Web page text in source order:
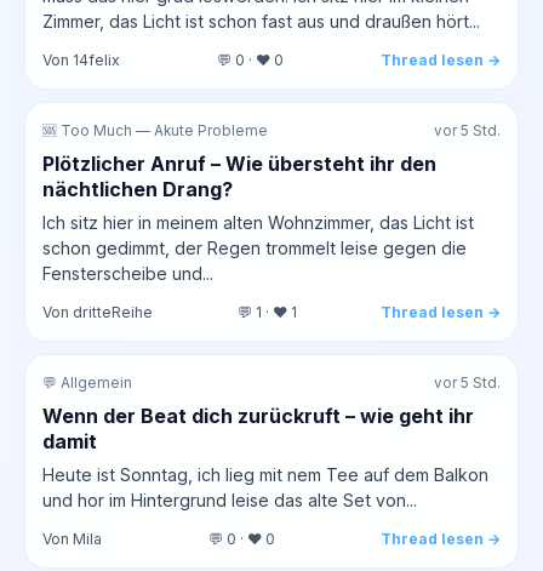
Zimmer, das Licht ist schon fast aus und draußen hört...
Von 14felix 💬 0 · ❤️ 0 Thread lesen →
🆘 Too Much — Akute Probleme vor 5 Std.
Plötzlicher Anruf – Wie übersteht ihr den
nächtlichen Drang?
Ich sitz hier in meinem alten Wohnzimmer, das Licht ist
schon gedimmt, der Regen trommelt leise gegen die
Fensterscheibe und...
Von dritteReihe 💬 1 · ❤️ 1 Thread lesen →
💬 Allgemein vor 5 Std.
Wenn der Beat dich zurückruft – wie geht ihr
damit
Heute ist Sonntag, ich lieg mit nem Tee auf dem Balkon
und hor im Hintergrund leise das alte Set von...
Von Mila 💬 0 · ❤️ 0 Thread lesen →